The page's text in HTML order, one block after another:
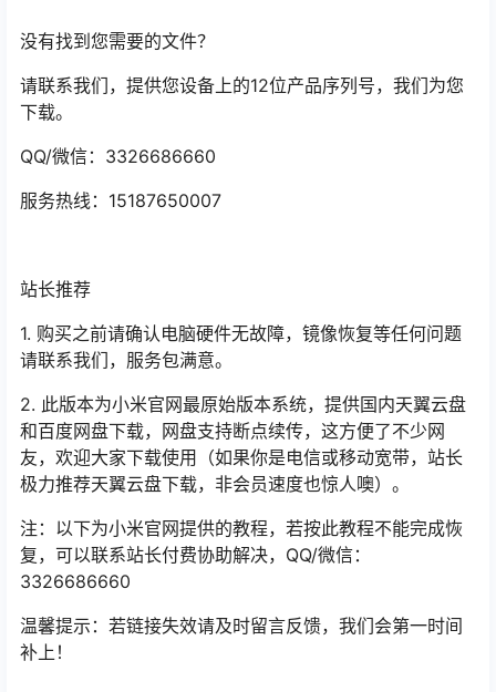
没有找到您需要的文件？
请联系我们，提供您设备上的12位产品序列号，我们为您
下载。
QQ/微信：3326686660
服务热线：15187650007
站长推荐
1. 购买之前请确认电脑硬件无故障，镜像恢复等任何问题
请联系我们，服务包满意。
2. 此版本为小米官网最原始版本系统，提供国内天翼云盘
和百度网盘下载，网盘支持断点续传，这方便了不少网
友，欢迎大家下载使用（如果你是电信或移动宽带，站长
极力推荐天翼云盘下载，非会员速度也惊人噢）。
注：以下为小米官网提供的教程，若按此教程不能完成恢
复，可以联系站长付费协助解决，QQ/微信：
3326686660
温馨提示：若链接失效请及时留言反馈，我们会第一时间
补上！